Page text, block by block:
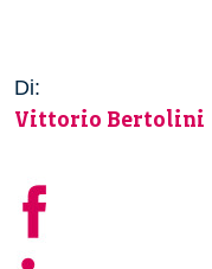
Di:
Vittorio Bertolini